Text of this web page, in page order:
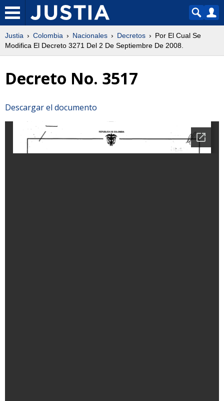
Justia Colombia Nacionales Decretos
Por El Cual Se
Modifica El Decreto 3271 Del 2 De Septiembre De 2008.
Decreto No. 3517
Descargar el documento